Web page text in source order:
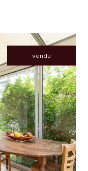
vendu